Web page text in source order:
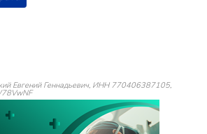
Евгений Геннадьевич, ИНН 770406387105,